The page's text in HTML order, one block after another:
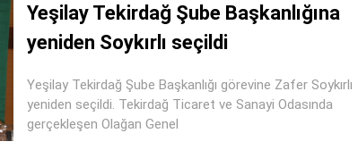
Yeşilay Tekirdağ Şube Başkanlığına
yeniden Soykırlı seçildi
Yeşilay Tekirdağ Şube Başkanlığı görevine Zafer Soykırlı
yeniden seçildi. Tekirdağ Ticaret ve Sanayi Odasında
gerçekleşen Olağan Genel